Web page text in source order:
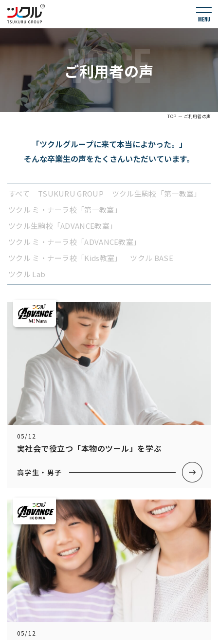
menu
VOICE
ご利用者の声
TOP ご利用者の声
「ツクルグループに来て本当によかった。」
そんな卒業生の声をたくさんいただいています。
すべて TSUKURU GROUP
ツクル生駒校「第一教室」
ツクル ミ・ナーラ校「第一教室」
ツクル生駒校「ADVANCE教室」
ツクル ミ・ナーラ校「ADVANCE教室」
ツクル ミ・ナーラ校「Kids教室」
ツクル BASE
ツクル Lab
05/12
実社会で役立つ「本物のツール」を学ぶ
高学生・男子
05/12